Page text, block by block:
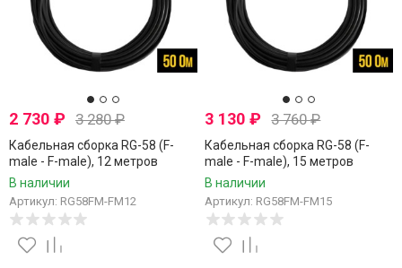
2 730 ₽ 3 280₽
Кабельная сборка RG-58 (F-
male - F-male), 12 метров
В наличии
Артикул: RG58FM-FM12
3 130₽ 3 760₽
Кабельная сборка RG-58 (F-
male - F-male), 15 метров
В наличии
Артикул: RG58FM-FM15